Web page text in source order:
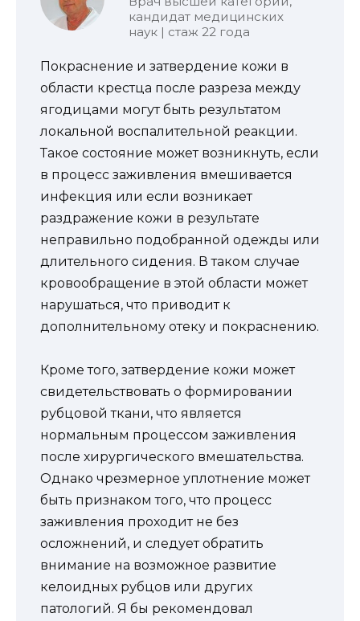
кандидат медицинских
наук | стаж 22 года
Покраснение и затвердение кожи в
области крестца после разреза между
ягодицами могут быть результатом
локальной воспалительной реакции.
Такое состояние может возникнуть, если
в процесс заживления вмешивается
инфекция или если возникает
раздражение кожи в результате
неправильно подобранной одежды или
длительного сидения. В таком случае
кровообращение в этой области может
нарушаться, что приводит к
дополнительному отеку и покраснению.
Кроме того, затвердение кожи может
свидетельствовать о формировании
рубцовой ткани, что является
нормальным процессом заживления
после хирургического вмешательства.
Однако чрезмерное уплотнение может
быть признаком того, что процесс
заживления проходит не без
осложнений, и следует обратить
внимание на возможное развитие
келоидных рубцов или других
патологий. Я бы рекомендовал